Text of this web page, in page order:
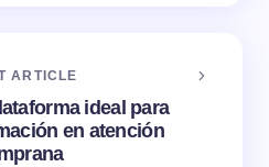
ARTICLE
ideal para
en atención